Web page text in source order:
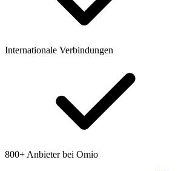
Internationale Verbindungen
800+ Anbieter bei Omio